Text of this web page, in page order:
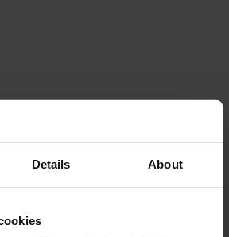
Details About
er et supplement til kosten.